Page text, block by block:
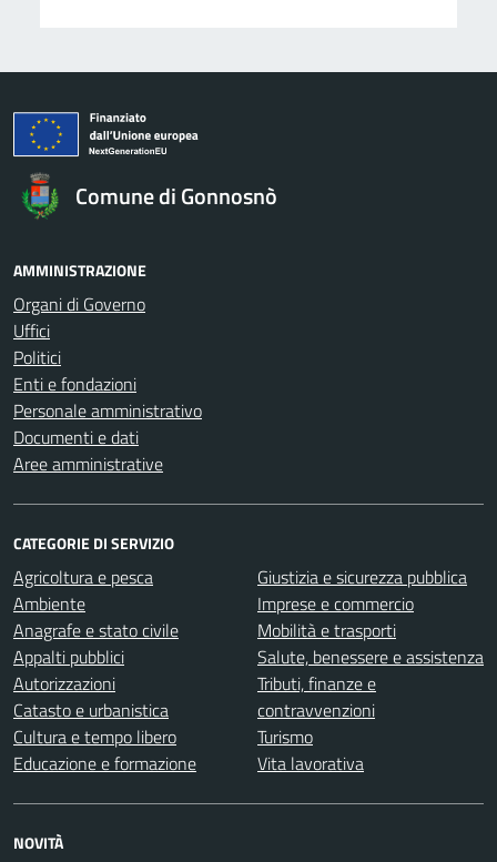
Comune di Gonnosnò
AMMINISTRAZIONE
Organi di Governo
Uffici
Politici
Enti e fondazioni
Personale amministrativo
Documenti e dati
Aree amministrative
CATEGORIE DI SERVIZIO
Agricoltura e pesca
Ambiente
Anagrafe e stato civile
Appalti pubblici
Autorizzazioni
Catasto e urbanistica
Cultura e tempo libero
Educazione e formazione
Giustizia e sicurezza pubblica
Imprese e commercio
Mobilità e trasporti
Salute, benessere e assistenza
Tributi, finanze e
contravvenzioni
Turismo
Vita lavorativa
NOVITÀ